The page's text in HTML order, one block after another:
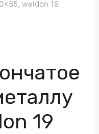
weldon 19
19